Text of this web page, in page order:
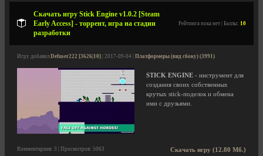
Скачать игру Stick Engine v1.0.2 [Steam
Early Access] - торрент, игра на стадии
разработки
Рейтинга пока нет | Баллы: 10
Игру добавил Defuser222 [3626|10] | 2017-09-04 | Платформеры (вид сбоку) (3991)
STICK ENGINE - инструмент для
создания своих собственных
крутых stick-поделок и обмена
ими с друзьями.
Скачать игру (12.80 Мб.)
Комментариев: 3 | Просмотров: 5063